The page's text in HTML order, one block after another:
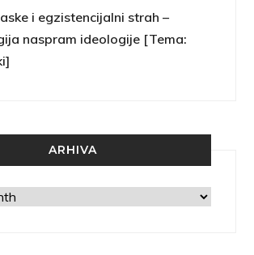
i egzistencijalni strah –
naspram ideologije [Tema:
ARHIVA